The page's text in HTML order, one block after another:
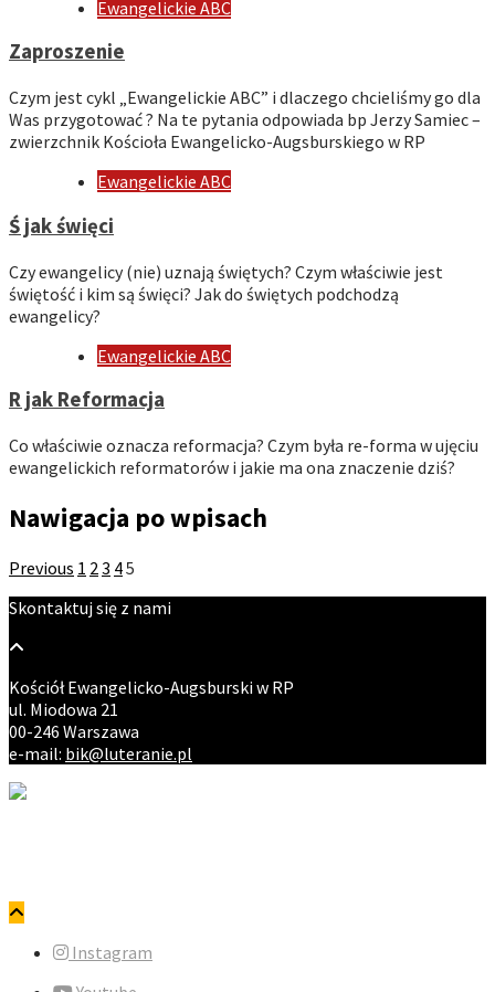
Ewangelickie ABC
Zaproszenie
Czym jest cykl „Ewangelickie ABC” i dlaczego chcieliśmy go dla
Was przygotować ? Na te pytania odpowiada bp Jerzy Samiec –
zwierzchnik Kościoła Ewangelicko-Augsburskiego w RP
Ewangelickie ABC
Ś jak święci
Czy ewangelicy (nie) uznają świętych? Czym właściwie jest
świętość i kim są święci? Jak do świętych podchodzą
ewangelicy?
Ewangelickie ABC
R jak Reformacja
Co właściwie oznacza reformacja? Czym była re-forma w ujęciu
ewangelickich reformatorów i jakie ma ona znaczenie dziś?
Nawigacja po wpisach
Previous 1 23 45
Skontaktuj się z nami
Kościół Ewangelicko-Augsburski w RP
ul. Miodowa 21
00-246 Warszawa
e-mail: bik@luteranie.pl
Instagram